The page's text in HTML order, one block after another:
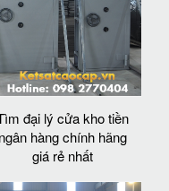
đại lý cửa kho tiền
ngân hàng chính hãng
giá rẻ nhất